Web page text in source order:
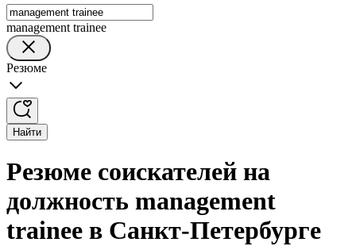
management trainee
Резюме
Найти
Резюме соискателей на
должность management
trainee в Санкт-Петербурге